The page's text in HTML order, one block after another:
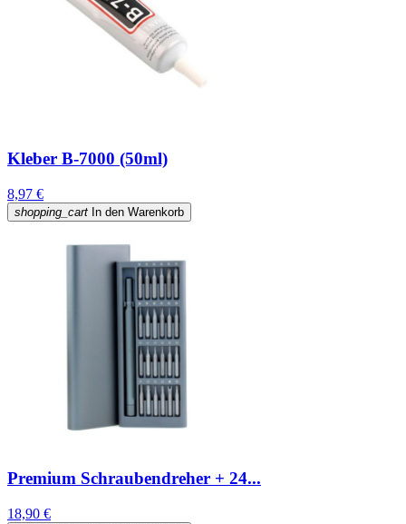
Kleber B-7000 (50ml)
8,97 €
shopping_cart In den Warenkorb
Premium Schraubendreher + 24...
18,90 €